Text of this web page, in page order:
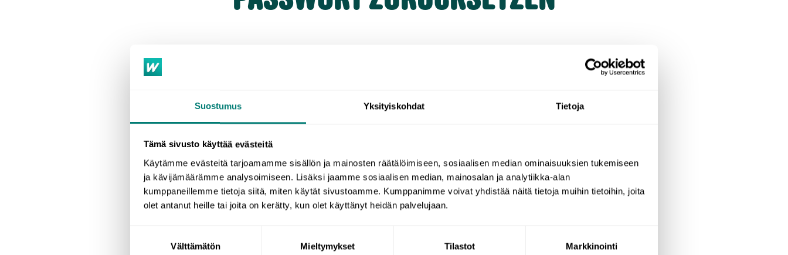
Suostumus Yksityiskohdat Tietoja
Tämä sivusto käyttää evästeitä
Käytämme evästeitä tarjoamamme sisällön ja mainosten räätälöimiseen, sosiaalisen median ominaisuuksien tukemiseen
ja kävijämäärämme analysoimiseen. Lisäksi jaamme sosiaalisen median, mainosalan ja analytiikka-alan
kumppaneillemme tietoja siitä, miten käytät sivustoamme. Kumppanimme voivat yhdistää näitä tietoja muihin tietoihin, joita
olet antanut heille tai joita on kerätty, kun olet käyttänyt heidän palvelujaan.
Välttämätön Mieltymykset Tilastot Markkinointi